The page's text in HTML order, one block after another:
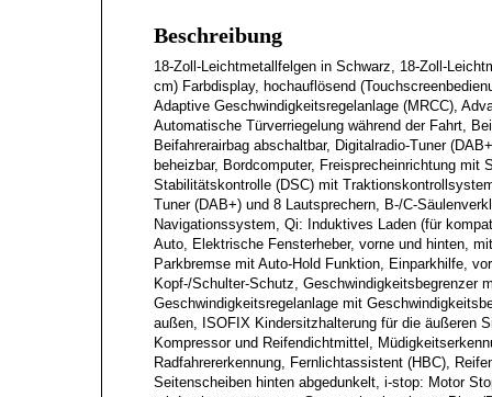
Beschreibung
18-Zoll-Leichtmetallfelgen in Schwarz, 18-Zoll-
cm) Farbdisplay, hochauflösend
Adaptive Geschwindigkeitsregelanlage (MRCC),
Automatische Türverriegelung während der Fahrt,
Beifahrerairbag abschaltbar, Digitalradio-Tuner
beheizbar, Bordcomputer, Freisprecheinrichtung
Stabilitätskontrolle (DSC) mit
Tuner (DAB+) und 8 Lautsprechern, B-/C-
Navigationssystem, Qi: Induktives Laden (für
Auto, Elektrische Fensterheber, vorne und hinten,
Parkbremse mit Auto-Hold Funktion, Einparkhilfe,
Kopf-/Schulter-Schutz, Geschwindigkeitsbegrenzer
Geschwindigkeitsregelanlage mit
außen, ISOFIX Kindersitzhalterung für die äußeren
Kompressor und Reifendichtmittel,
Radfahrererkennung, Fernlichtassistent (HBC),
Seitenscheiben hinten abgedunkelt, i-stop: Motor